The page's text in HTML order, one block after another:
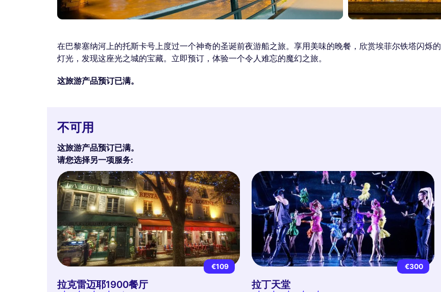
在巴黎塞纳河上的托斯卡号上度过一个神奇的圣诞前夜游船之旅。享用美味的晚餐，欣赏埃菲尔铁塔闪烁的
灯光，发现这座光之城的宝藏。立即预订，体验一个令人难忘的魔幻之旅。
这旅游产品预订已满。
不可用
这旅游产品预订已满。
请您选择另一项服务:
€109
拉克雷迈耶1900餐厅
€300
拉丁天堂